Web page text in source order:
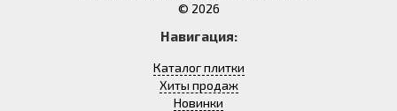
© 2026
Навигация:
Каталог плитки
Хиты продаж
Новинки